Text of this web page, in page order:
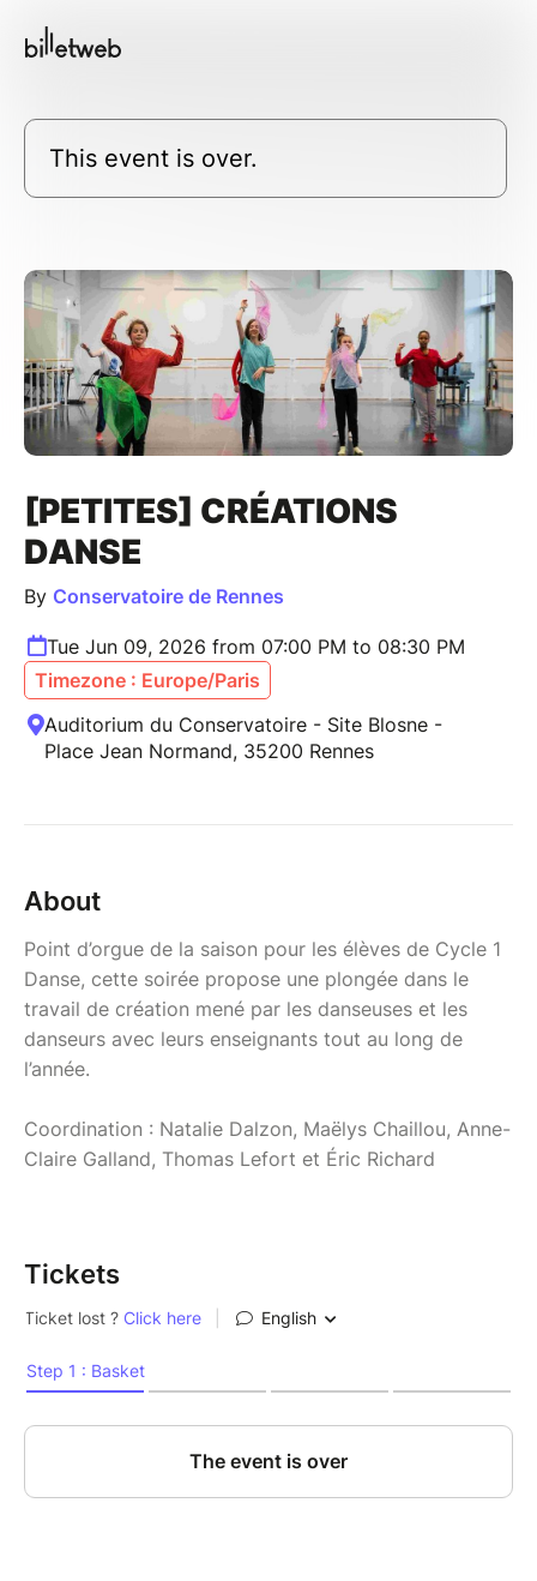
This event is over.
[PETITES] CRÉATIONS
DANSE
By Conservatoire de Rennes
Tue Jun 09, 2026 from 07:00 PM to 08:30 PM
Timezone : Europe/Paris
Auditorium du Conservatoire - Site Blosne -
Place Jean Normand, 35200 Rennes
About
Point d’orgue de la saison pour les élèves de Cycle 1
Danse, cette soirée propose une plongée dans le
travail de création mené par les danseuses et les
danseurs avec leurs enseignants tout au long de
l’année.
Coordination : Natalie Dalzon, Maëlys Chaillou, Anne-
Claire Galland, Thomas Lefort et Éric Richard
Tickets